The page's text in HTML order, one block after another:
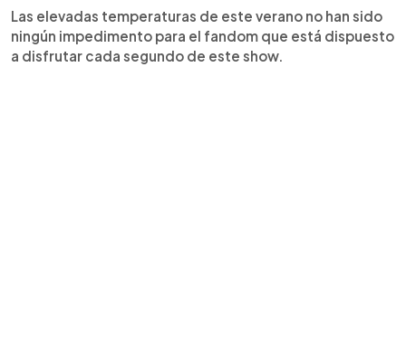
Las elevadas temperaturas de este verano no han sido
ningún impedimento para el fandom que está dispuesto
a disfrutar cada segundo de este show.